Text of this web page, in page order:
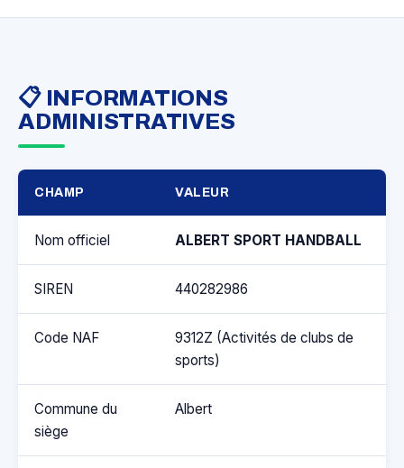
📋 INFORMATIONS
ADMINISTRATIVES
CHAMP VALEUR
Nom officiel ALBERT SPORT HANDBALL
SIREN 440282986
Code NAF
9312Z (Activités de clubs de
sports)
Commune du
siège
Albert